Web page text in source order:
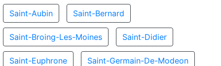
Saint-Aubin Saint-Bernard
Saint-Broing-Les-Moines Saint-Didier
Saint-Euphrone Saint-Germain-De-Modeon